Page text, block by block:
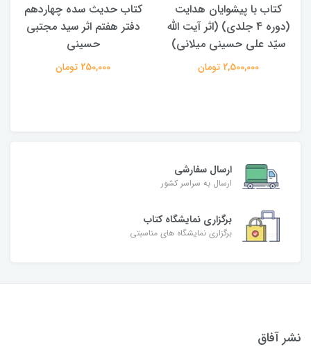
کتاب با پیشوایان هدایت
(دوره 4 جلدی) (اثر آیت الله
سیّد علی حسینی میلانی)
2,500,000 تومان
کتاب حدیث سده چهاردهم
دفتر هفتم اثر سید مجتبی
حسینی
250,000 تومان
ارسال سفارشی
ارسال به سراسر کشور
برگزاری نمایشگاه کتاب
برگزاری نمایشگاه های مناسبتی
نشر آفاق